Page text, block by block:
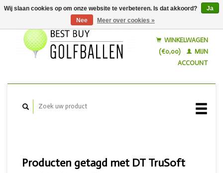
WINKELWAGEN
(€0,00)
MIJN
ACCOUNT
Producten getagd met DT TruSoft
Wij slaan cookies op om onze website te verbeteren. Is dat akkoord?
Ja
Nee
Meer over cookies »